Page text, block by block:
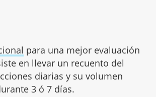
para una mejor evaluación
en llevar un recuento del
diarias y su volumen
3 ó 7 días.